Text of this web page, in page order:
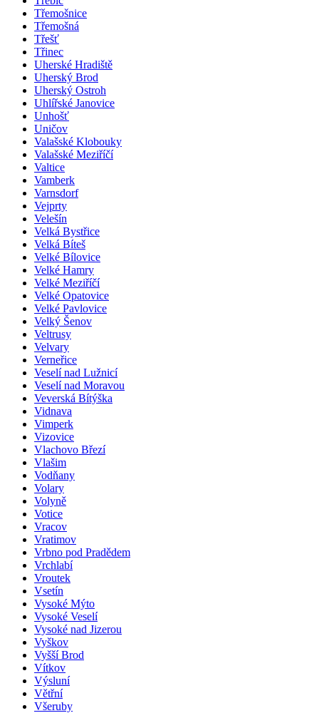
Třemošnice
Třemošná
Třešť
Třinec
Uherské Hradiště
Uherský Brod
Uherský Ostroh
Uhlířské Janovice
Unhošť
Uničov
Valašské Klobouky
Valašské Meziříčí
Valtice
Vamberk
Varnsdorf
Vejprty
Velešín
Velká Bystřice
Velká Bíteš
Velké Bílovice
Velké Hamry
Velké Meziříčí
Velké Opatovice
Velké Pavlovice
Velký Šenov
Veltrusy
Velvary
Verneřice
Veselí nad Lužnicí
Veselí nad Moravou
Veverská Bítýška
Vidnava
Vimperk
Vizovice
Vlachovo Březí
Vlašim
Vodňany
Volary
Volyně
Votice
Vracov
Vratimov
Vrbno pod Pradědem
Vrchlabí
Vroutek
Vsetín
Vysoké Mýto
Vysoké Veselí
Vysoké nad Jizerou
Vyškov
Vyšší Brod
Vítkov
Výsluní
Větřní
Všeruby